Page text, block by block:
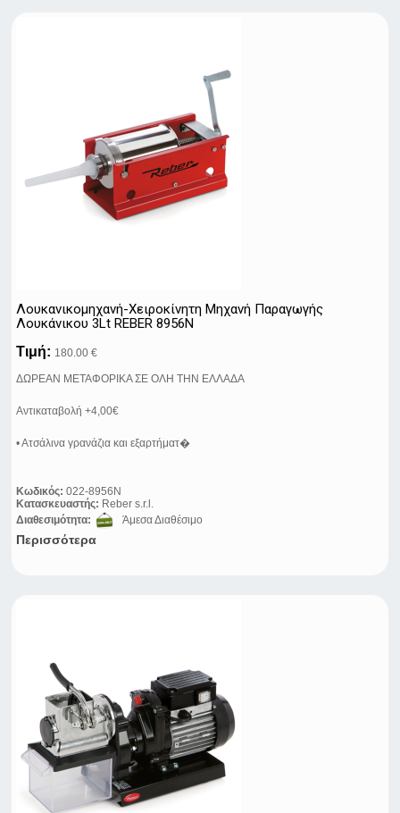
Λουκανικομηχανή-Χειροκίνητη Μηχανή Παραγωγής
Λουκάνικου 3Lt REBER 8956N
Τιμή: 180.00 €
ΔΩΡΕΑΝ ΜΕΤΑΦΟΡΙΚΑ ΣΕ ΟΛΗ ΤΗΝ ΕΛΛΑΔΑ
Αντικαταβολή +4,00€
• Ατσάλινα γρανάζια και εξαρτήματ�
Κωδικός: 022-8956N
Κατασκευαστής: Reber s.r.l.
Διαθεσιμότητα:
Άμεσα Διαθέσιμο
Περισσότερα